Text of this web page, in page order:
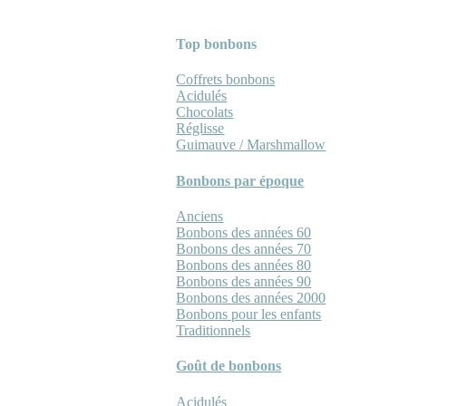
Top bonbons
Coffrets bonbons
Acidulés
Chocolats
Réglisse
Guimauve / Marshmallow
Bonbons par époque
Anciens
Bonbons des années 60
Bonbons des années 70
Bonbons des années 80
Bonbons des années 90
Bonbons des années 2000
Bonbons pour les enfants
Traditionnels
Goût de bonbons
Acidulés